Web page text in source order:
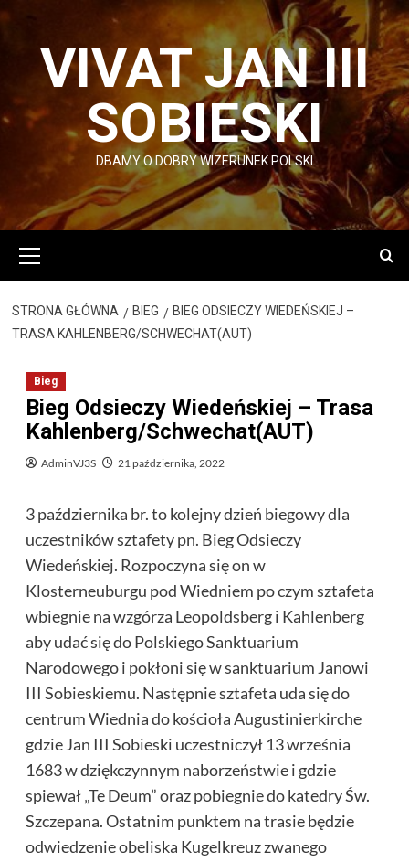
Przejdź
VIVAT JAN III
SOBIESKI
DBAMY O DOBRY WIZERUNEK POLSKI
główne
STRONA GŁÓWNA BIEG
BIEG ODSIECZY WIEDEŃSKIEJ –
TRASA KAHLENBERG/SCHWECHAT(AUT)
Bieg
Bieg Odsieczy Wiedeńskiej – Trasa
Kahlenberg/Schwechat(AUT)
AdminVJ3S 21 października, 2022
3 października br. to kolejny dzień biegowy dla
uczestników sztafety pn. Bieg Odsieczy
Wiedeńskiej. Rozpoczyna się on w
Klosterneuburgu pod Wiedniem po czym sztafeta
wbiegnie na wzgórza Leopoldsberg i Kahlenberg
aby udać się do Polskiego Sanktuarium
Narodowego i pokłoni się w sanktuarium Janowi
III Sobieskiemu. Następnie sztafeta uda się do
centrum Wiednia do kościoła Augustinierkirche
gdzie Jan III Sobieski uczestniczył 13 września
1683 w dziękczynnym naborzeństwie i gdzie
spiewał „Te Deum” oraz pobiegnie do katedry Św.
Szczepana. Ostatnim punktem na trasie będzie
odwiedzenie obeliska Kugelkreuz zwanego